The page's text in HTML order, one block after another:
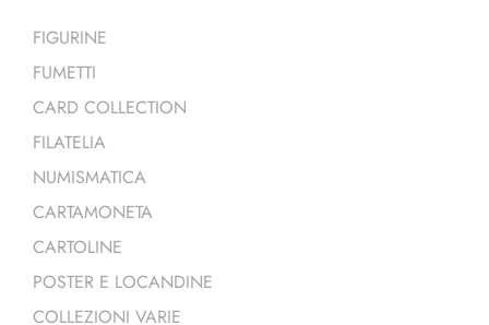
FIGURINE
FUMETTI
CARD COLLECTION
FILATELIA
NUMISMATICA
CARTAMONETA
CARTOLINE
POSTER E LOCANDINE
COLLEZIONI VARIE